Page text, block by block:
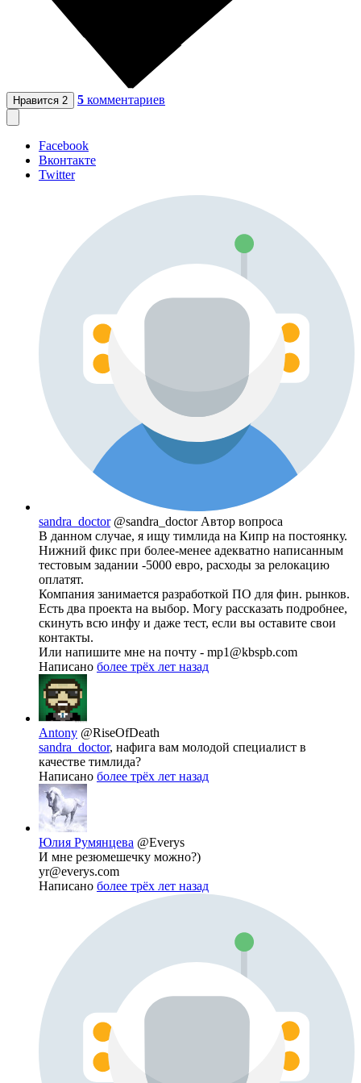
Нравится 2 5 комментариев
Facebook
Вконтакте
Twitter
sandra_doctor @sandra_doctor Автор вопроса
В данном случае, я ищу тимлида на Кипр на постоянку.
Нижний фикс при более-менее адекватно написанным
тестовым задании -5000 евро, расходы за релокацию
оплатят.
Компания занимается разработкой ПО для фин. рынков.
Есть два проекта на выбор. Могу рассказать подробнее,
скинуть всю инфу и даже тест, если вы оставите свои
контакты.
Или напишите мне на почту - mp1@kbspb.com
Написано более трёх лет назад
Antony @RiseOfDeath
sandra_doctor, нафига вам молодой специалист в
качестве тимлида?
Написано более трёх лет назад
Юлия Румянцева @Everys
И мне резюмешечку можно?)
yr@everys.com
Написано более трёх лет назад